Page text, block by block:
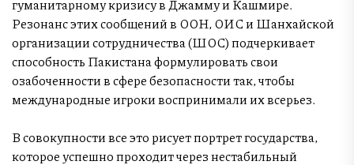
гуманитарному кризису в Джамму и Кашмире.
Резонанс этих сообщений в ООН, ОИС и Шанхайской
организации сотрудничества (ШОС) подчеркивает
способность Пакистана формулировать свои
озабоченности в сфере безопасности так, чтобы
международные игроки воспринимали их всерьез.
В совокупности все это рисует портрет государства,
которое успешно проходит через нестабильный